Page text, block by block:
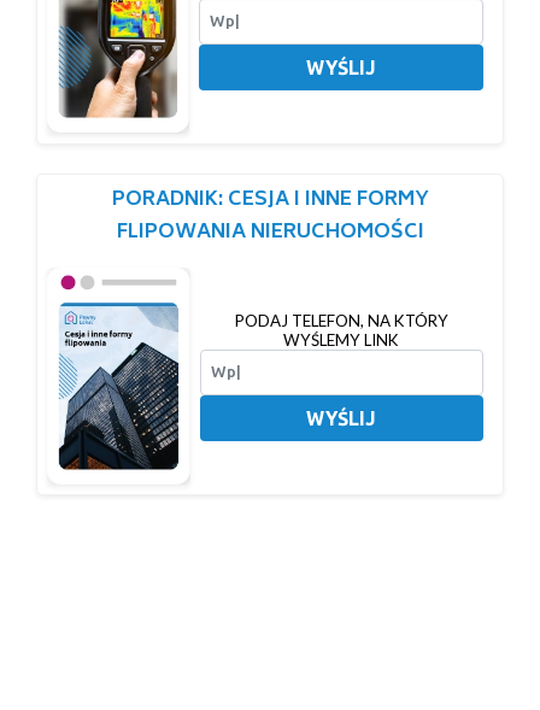
WYŚLIJ
PORADNIK: CESJA I INNE FORMY
FLIPOWANIA NIERUCHOMOŚCI
PODAJ TELEFON, NA KTÓRY
WYŚLEMY LINK
WYŚLIJ